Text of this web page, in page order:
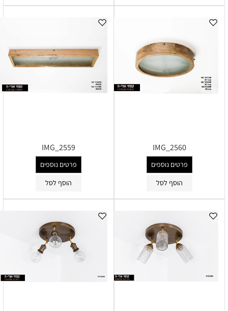
IMG_2560
פרטים נוספים
הוסף לסל
IMG_2559
פרטים נוספים
הוסף לסל